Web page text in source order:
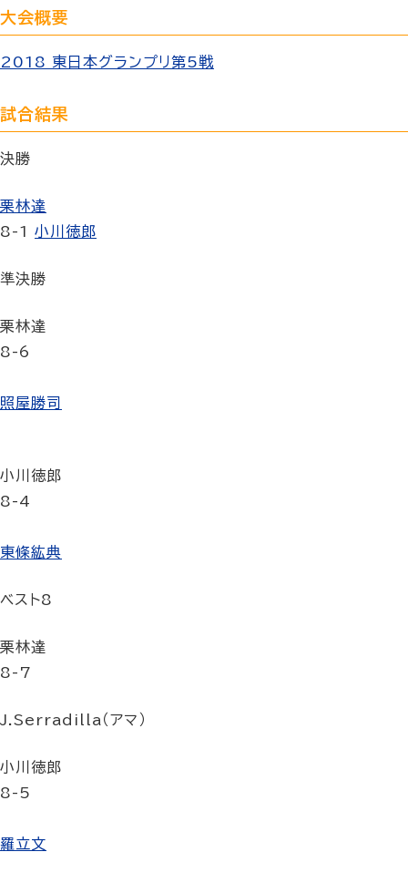
大会概要
2018 東日本グランプリ第5戦
試合結果
決勝
栗林達
8-1 小川徳郎
準決勝
栗林達
8-6
照屋勝司
小川徳郎
8-4
東條紘典
ベスト8
栗林達
8-7
J.Serradilla（アマ）
小川徳郎
8-5
羅立文